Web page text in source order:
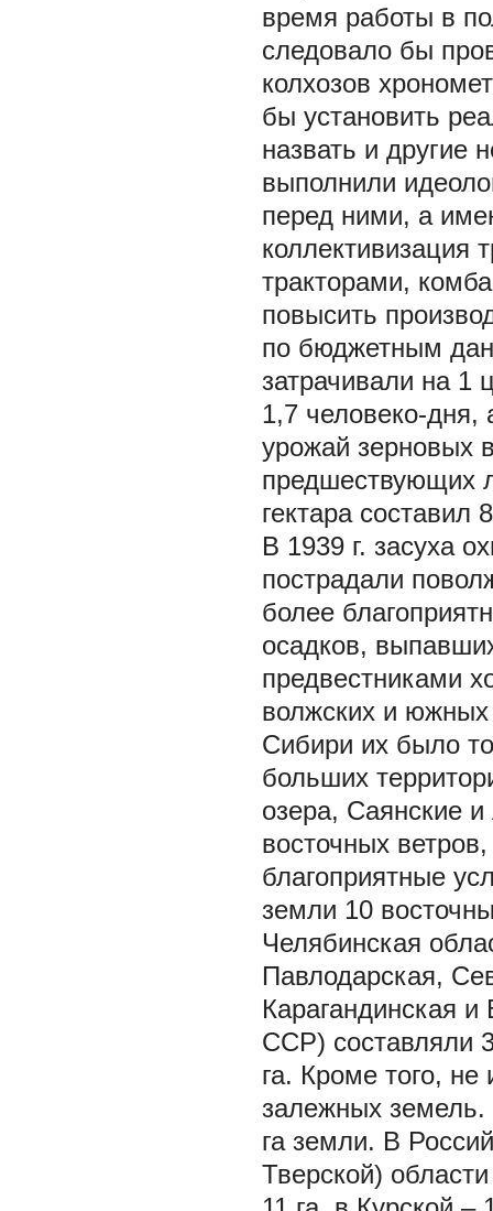
время работы в
следовало бы
колхозов
бы установить
назвать и другие
выполнили
перед ними, а
коллективизация
тракторами,
повысить
по бюджетным
затрачивали на 1
1,7 человеко-дня,
урожай зерновых
предшествующих
гектара составил
В 1939 г. засуха
пострадали
более
осадков,
предвестниками
волжских и
Сибири их было
больших
озера, Саянские
восточных
благоприятные
земли 10
Челябинская
Павлодарская,
Карагандинская и
ССР) составляли
га. Кроме того,
залежных земель.
га земли. В
Тверской)